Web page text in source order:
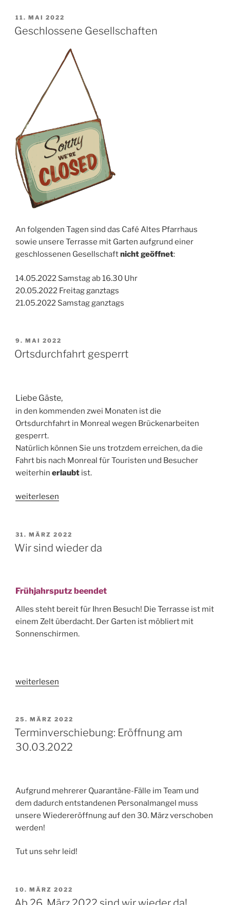
am
26.05.2022“
VERÖFFENTLICHT
AM
11. MAI 2022
Geschlossene Gesellschaften
An folgenden Tagen sind das Café Altes Pfarrhaus
sowie unsere Terrasse mit Garten aufgrund einer
geschlossenen Gesellschaftnicht geöffnet:
14.05.2022 Samstag ab 16.30 Uhr
20.05.2022 Freitag ganztags
21.05.2022 Samstag ganztags
VERÖFFENTLICHT
AM
9. MAI 2022
Ortsdurchfahrt gesperrt
Liebe Gäste,
in den kommenden zwei Monaten ist die
Ortsdurchfahrt in Monreal wegen Brückenarbeiten
gesperrt.
Natürlich können Sie uns trotzdem erreichen, da die
Fahrt bis nach Monreal für Touristen und Besucher
weiterhin erlaubt ist.
„Ortsdurchfahrt
weiterlesen
VERÖFFENTLICHT
AM
31. MÄRZ 2022
Wir sind wieder da
Frühjahrsputz beendet
Alles steht bereit für Ihren Besuch! Die Terrasse ist mit
einem Zelt überdacht. Der Garten ist möbliert mit
Sonnenschirmen.
„Wir
da“
weiterlesen
VERÖFFENTLICHT
AM
25. MÄRZ 2022
Terminverschiebung: Eröffnung am
30.03.2022
Aufgrund mehrerer Quarantäne-Fälle im Team und
dem dadurch entstandenen Personalmangel muss
unsere Wiedereröffnung auf den 30. März verschoben
werden!
Tut uns sehr leid!
VERÖFFENTLICHT
AM
10. MÄRZ 2022